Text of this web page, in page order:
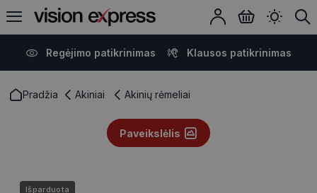
Regėjimo patikrinimas Klausos patikrinimas
Pradžia Akiniai Akinių rėmeliai
Paveikslėlis
Išparduota